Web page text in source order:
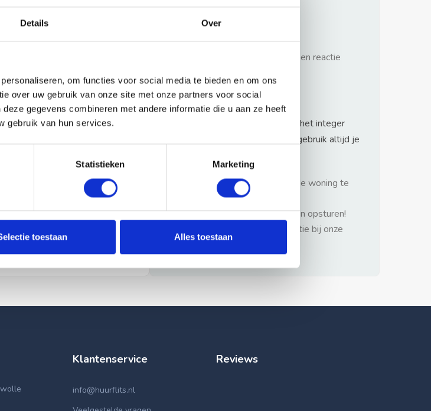
Details Over
om functies voor social media te bieden en om ons
over uw gebruik van onze site met onze partners voor social
gegevens combineren met andere informatie die u aan ze heeft
gebruik van hun services.
Statistieken Marketing
toestaan Alles toestaan
verhaal kort
Wacht niet met reageren. Snel een reactie
Waarschuwing
Huurflits hecht veel waarde aan het integer
handelen van verhuurders maar gebruik altijd je
1: Nooit vooraf betalen zonder de woning te
hebben gezien.
2: Geen persoonlijke documenten opsturen!
3: Meld bij misbruik de advertentie bij onze
klantenservice.
Klantenservice
info@huurflits.nl
Reviews